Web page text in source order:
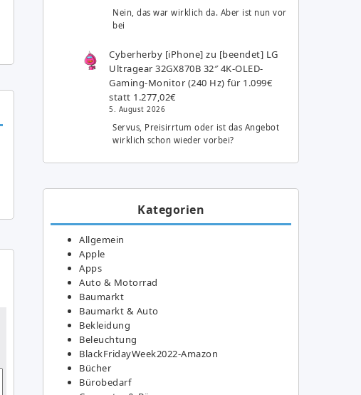
Nein, das war wirklich da. Aber ist nun vor
bei
Cyberherby [iPhone] zu [beendet] LG
Ultragear 32GX870B 32″ 4K-OLED-
Gaming-Monitor (240 Hz) für 1.099€
statt 1.277,02€
5. August 2026
Servus, Preisirrtum oder ist das Angebot
wirklich schon wieder vorbei?
Kategorien
Allgemein
Apple
Apps
Auto & Motorrad
Baumarkt
Baumarkt & Auto
Bekleidung
Beleuchtung
BlackFridayWeek2022-Amazon
Bücher
Bürobedarf